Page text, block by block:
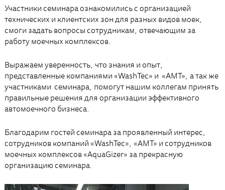
Участники семинара ознакомились с организацией
технических и клиентских зон для разных видов моек,
смоги задать вопросы сотрудникам, отвечающим за
работу моечных комплексов.
Выражаем уверенность, что знания и опыт,
представленные компаниями «WashTec» и «АМТ», а так же
участниками семинара, помогут нашим коллегам принять
правильные решения для организации эффективного
автомоечного бизнеса.
Благодарим гостей семинара за проявленный интерес,
сотрудников компаний «WashTec», «АМТ» и сотрудников
моечных комплексов «AquaGizer» за прекрасную
организацию семинара.